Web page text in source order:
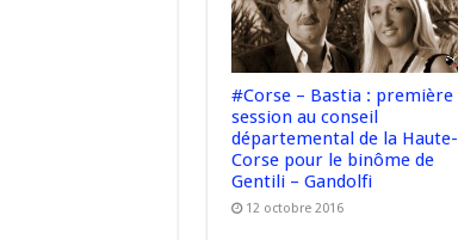
#Corse – Bastia : première
session au conseil
départemental de la Haute-
Corse pour le binôme de
Gentili – Gandolfi
12 octobre 2016